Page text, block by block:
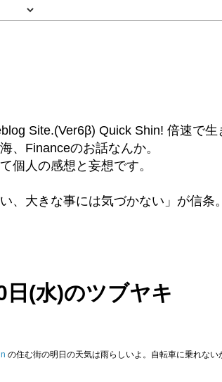
Site.(Ver6β) Quick Shin! 倍速で生
、Financeのお話なんか。
個人の感想と妄想です。
、大きな事には気づかない」が信条。
日(水)のツブヤキ
の住む街の明日の天気は雨らしいよ。自転車に乗れない